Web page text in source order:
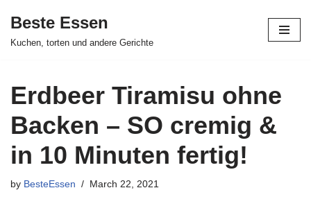
Skip
Beste Essen
Kuchen, torten und andere Gerichte
Erdbeer Tiramisu ohne
Backen – SO cremig &
in 10 Minuten fertig!
by BesteEssen March 22, 2021